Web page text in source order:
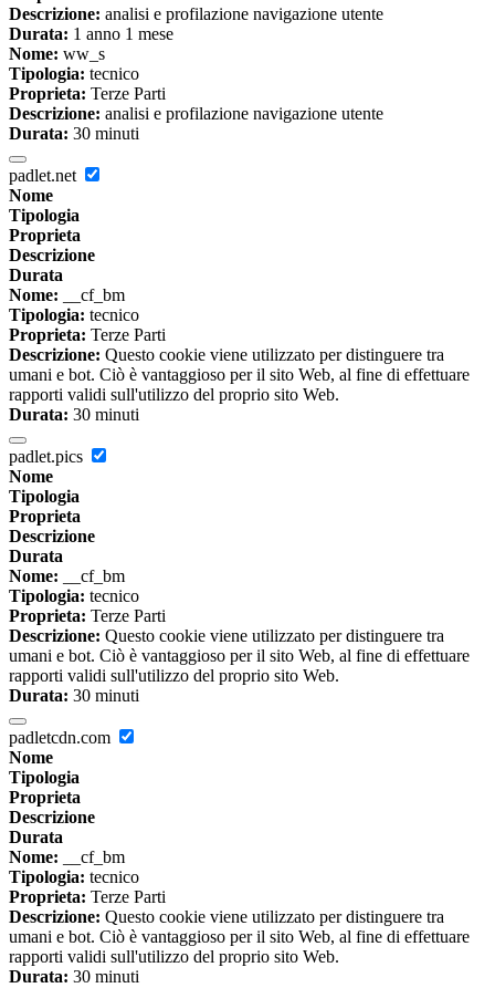
Descrizione: analisi e profilazione navigazione utente
Durata: 1 anno 1 mese
Nome: ww_s
Tipologia: tecnico
Proprieta: Terze Parti
Descrizione: analisi e profilazione navigazione utente
Durata: 30 minuti
padlet.net
Nome
Tipologia
Proprieta
Descrizione
Durata
Nome: __cf_bm
Tipologia: tecnico
Proprieta: Terze Parti
Descrizione: Questo cookie viene utilizzato per distinguere tra
umani e bot. Ciò è vantaggioso per il sito Web, al fine di effettuare
rapporti validi sull'utilizzo del proprio sito Web.
Durata: 30 minuti
padlet.pics
Nome
Tipologia
Proprieta
Descrizione
Durata
Nome: __cf_bm
Tipologia: tecnico
Proprieta: Terze Parti
Descrizione: Questo cookie viene utilizzato per distinguere tra
umani e bot. Ciò è vantaggioso per il sito Web, al fine di effettuare
rapporti validi sull'utilizzo del proprio sito Web.
Durata: 30 minuti
padletcdn.com
Nome
Tipologia
Proprieta
Descrizione
Durata
Nome: __cf_bm
Tipologia: tecnico
Proprieta: Terze Parti
Descrizione: Questo cookie viene utilizzato per distinguere tra
umani e bot. Ciò è vantaggioso per il sito Web, al fine di effettuare
rapporti validi sull'utilizzo del proprio sito Web.
Durata: 30 minuti